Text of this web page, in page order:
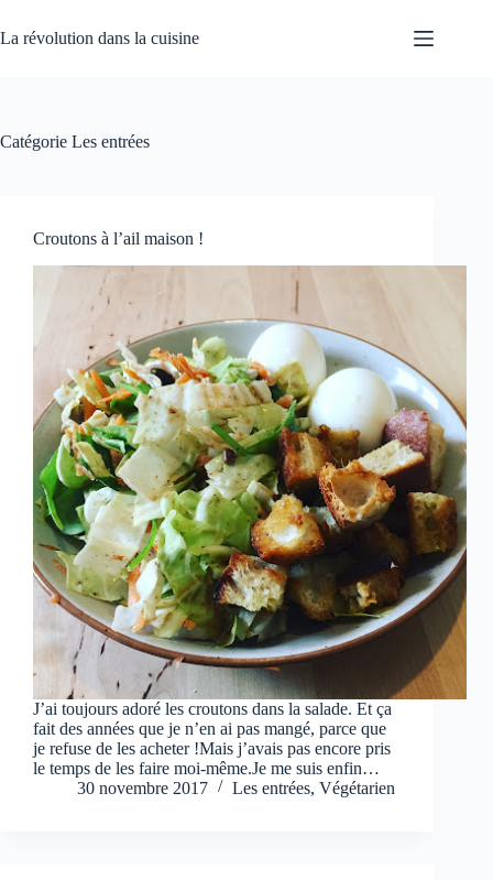
au
contenu
La révolution dans la cuisine
Catégorie Les entrées
Croutons à l’ail maison !
J’ai toujours adoré les croutons dans la salade. Et ça
fait des années que je n’en ai pas mangé, parce que
je refuse de les acheter !Mais j’avais pas encore pris
le temps de les faire moi-même.Je me suis enfin…
30 novembre 2017
Les entrées, Végétarien